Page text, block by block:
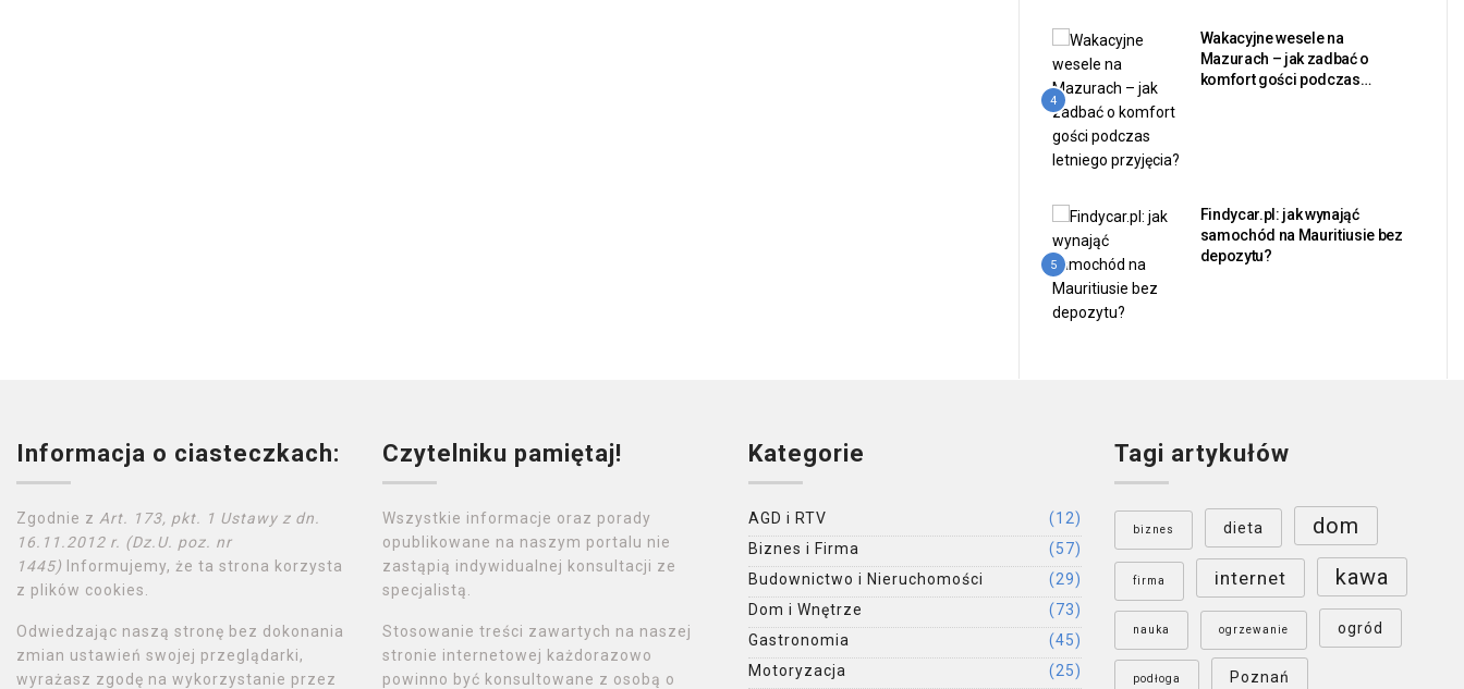
4
Wakacyjne wesele na
Mazurach – jak zadbać o
komfort gości podczas
5
Findycar.pl: jak wynająć
samochód na Mauritiusie bez
depozytu?
Informacja o ciasteczkach:
Zgodnie z Art. 173, pkt. 1 Ustawy z dn.
16.11.2012 r. (Dz.U. poz. nr
1445) Informujemy, że ta strona korzysta
z plików cookies.
Odwiedzając naszą stronę bez dokonania
zmian ustawień swojej przeglądarki,
wyrażasz zgodę na wykorzystanie przez
Czytelniku pamiętaj!
Wszystkie informacje oraz porady
opublikowane na naszym portalu nie
zastąpią indywidualnej konsultacji ze
specjalistą.
Stosowanie treści zawartych na naszej
stronie internetowej każdorazowo
powinno być konsultowane z osobą o
Kategorie
AGD i RTV
(12)
Biznes i Firma
(57)
Budownictwo i Nieruchomości
(29)
Dom i Wnętrze
(73)
Gastronomia
(45)
Motoryzacja
(25)
Tagi artykułów
biznes dieta dom
firma internet kawa
nauka ogrzewanie ogród
podłoga Poznań